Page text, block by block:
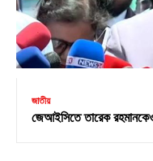
জাতীয়
জেআইসিতে তারেক